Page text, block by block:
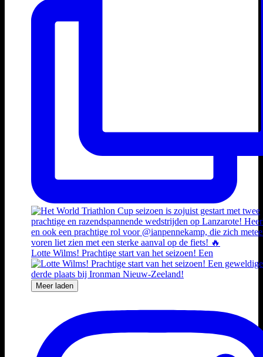
Lotte Wilms! Prachtige start van het seizoen! Een
Meer laden